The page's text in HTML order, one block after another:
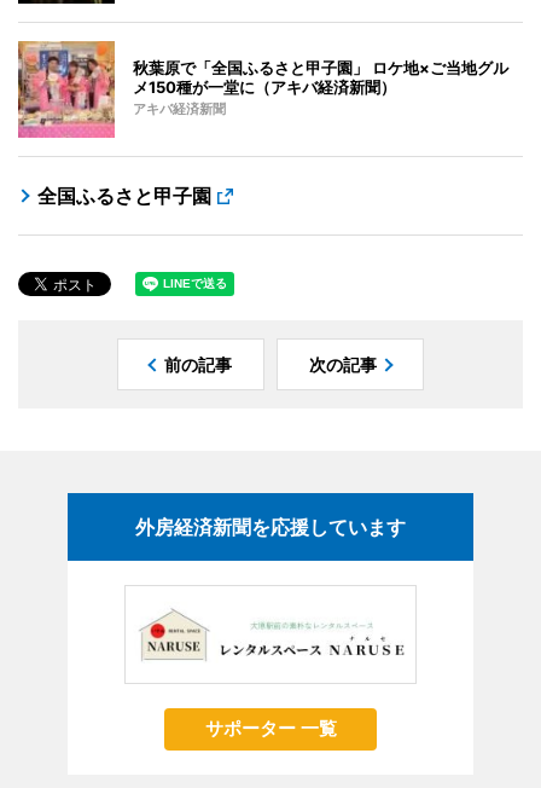
秋葉原で「全国ふるさと甲子園」 ロケ地×ご当地グル
メ150種が一堂に（アキバ経済新聞）
アキバ経済新聞
全国ふるさと甲子園
前の記事 次の記事
外房経済新聞を応援しています
サポーター 一覧